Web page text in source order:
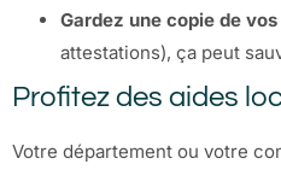
Gardez une copie de
attestations), ça peut
Profitez des aides
Votre département ou votre